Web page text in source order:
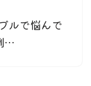
ルで悩んで
…